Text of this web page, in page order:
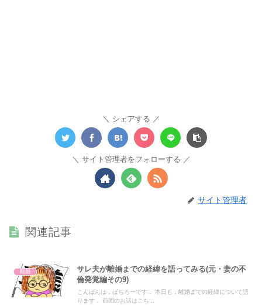
シェアする
サイト管理者をフォローする
サイト管理者
関連記事
離婚
サレ夫が離婚までの経緯を語ってみる(元・妻の不
倫発覚編その9)
こんばんは，ぱちろーです． 本日も，離婚までの経緯について語
ります． 前回のお話はこち...